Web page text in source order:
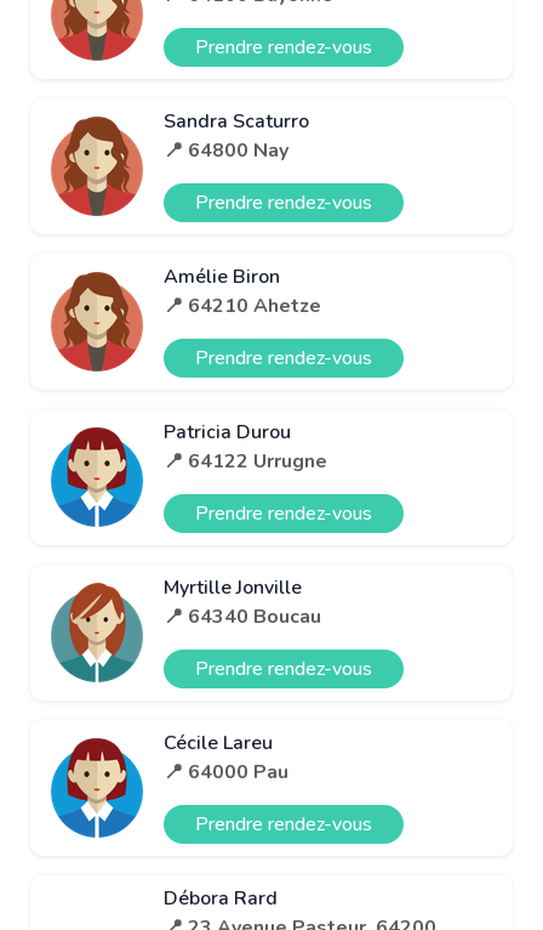
Prendre rendez-vous
Sandra Scaturro
📍 64800 Nay
Prendre rendez-vous
Amélie Biron
📍 64210 Ahetze
Prendre rendez-vous
Patricia Durou
📍 64122 Urrugne
Prendre rendez-vous
Myrtille Jonville
📍 64340 Boucau
Prendre rendez-vous
Cécile Lareu
📍 64000 Pau
Prendre rendez-vous
Débora Rard